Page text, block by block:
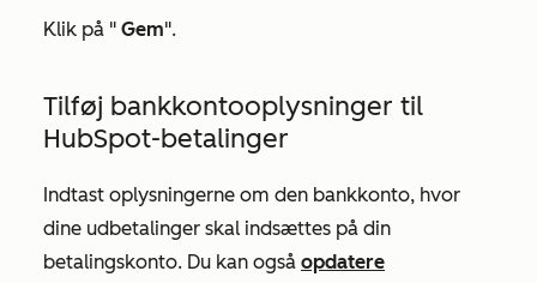
Klik på " Gem".
Tilføj bankkontooplysninger til
HubSpot-betalinger
Indtast oplysningerne om den bankkonto, hvor
dine udbetalinger skal indsættes på din
betalingskonto. Du kan også opdatere